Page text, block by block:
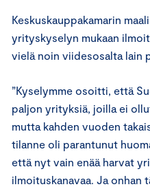
Keskuskauppakamarin
yrityskyselyn mukaan
vielä noin viidesosalta lain
”Kyselymme osoitti, että
paljon yrityksiä, joilla ei
mutta kahden vuoden
tilanne oli parantunut
että nyt vain enää harvat
ilmoituskanavaa. Ja onhan